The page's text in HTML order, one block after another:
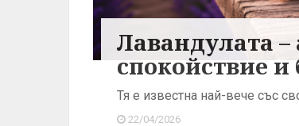
Лавандулата
спокойствие и
Тя е известна най-вече със
22/04/2026